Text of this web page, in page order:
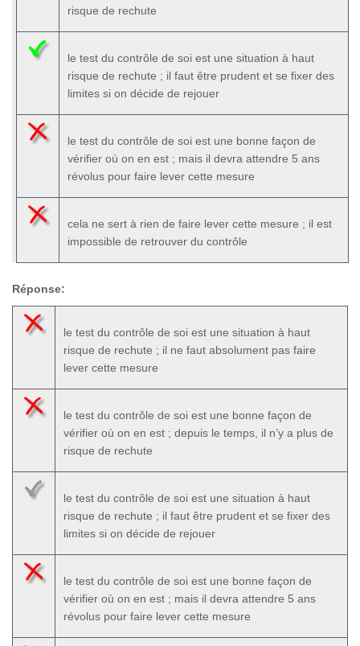
risque de rechute
le test du contrôle de soi est une situation à haut
risque de rechute ; il faut être prudent et se fixer des
limites si on décide de rejouer
le test du contrôle de soi est une bonne façon de
vérifier où on en est ; mais il devra attendre 5 ans
révolus pour faire lever cette mesure
cela ne sert à rien de faire lever cette mesure ; il est
impossible de retrouver du contrôle
Réponse:
le test du contrôle de soi est une situation à haut
risque de rechute ; il ne faut absolument pas faire
lever cette mesure
le test du contrôle de soi est une bonne façon de
vérifier où on en est ; depuis le temps, il n’y a plus de
risque de rechute
le test du contrôle de soi est une situation à haut
risque de rechute ; il faut être prudent et se fixer des
limites si on décide de rejouer
le test du contrôle de soi est une bonne façon de
vérifier où on en est ; mais il devra attendre 5 ans
révolus pour faire lever cette mesure